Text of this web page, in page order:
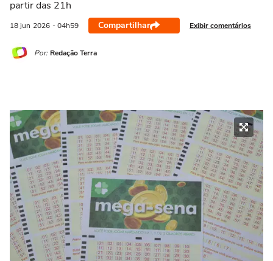
partir das 21h
18 jun 2026 - 04h59 Compartilhar Exibir comentários
Por: Redação Terra